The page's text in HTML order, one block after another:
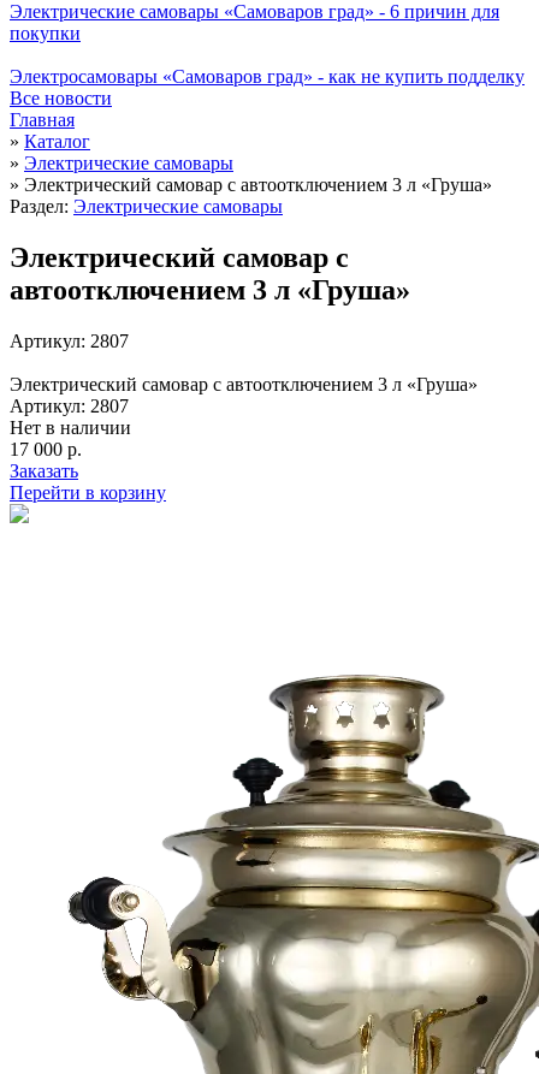
Электрические самовары «Самоваров град» - 6 причин для
покупки
Электросамовары «Самоваров град» - как не купить подделку
Все новости
Главная
» Каталог
» Электрические самовары
» Электрический самовар с автоотключением 3 л «Груша»
Раздел: Электрические самовары
Электрический самовар с
автоотключением 3 л «Груша»
Артикул: 2807
Электрический самовар с автоотключением 3 л «Груша»
Артикул: 2807
Нет в наличии
17 000 р.
Заказать
Перейти в корзину